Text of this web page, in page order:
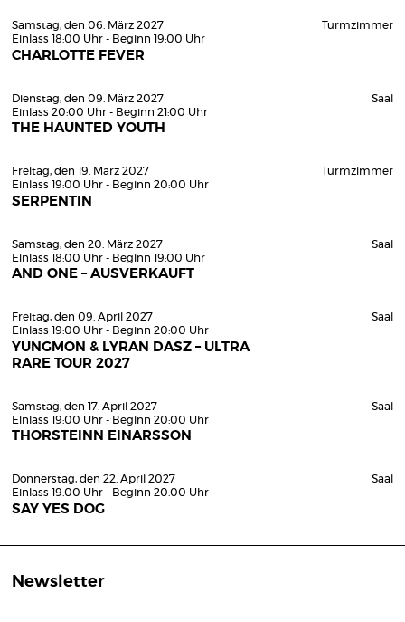
Samstag, den 06. März 2027
Einlass 18:00 Uhr - Beginn 19:00 Uhr
CHARLOTTE FEVER
Turmzimmer
Dienstag, den 09. März 2027
Einlass 20:00 Uhr - Beginn 21:00 Uhr
THE HAUNTED YOUTH
Saal
Freitag, den 19. März 2027
Einlass 19:00 Uhr - Beginn 20:00 Uhr
SERPENTIN
Turmzimmer
Samstag, den 20. März 2027
Einlass 18:00 Uhr - Beginn 19:00 Uhr
AND ONE – AUSVERKAUFT
Saal
Freitag, den 09. April 2027
Einlass 19:00 Uhr - Beginn 20:00 Uhr
YUNGMON & LYRAN DASZ – ULTRA
RARE TOUR 2027
Saal
Samstag, den 17. April 2027
Einlass 19:00 Uhr - Beginn 20:00 Uhr
THORSTEINN EINARSSON
Saal
Donnerstag, den 22. April 2027
Einlass 19:00 Uhr - Beginn 20:00 Uhr
SAY YES DOG
Saal
Newsletter